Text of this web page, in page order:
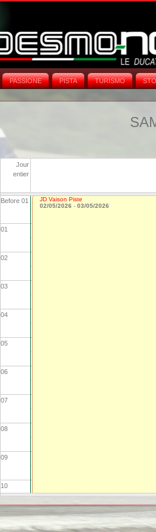
PASSIONE PISTA TURISMO
Jour
entier
Before 01
01
02
03
04
05
06
07
08
09
10
JD Vaison Piste
02/05/2026 -03/05/2026